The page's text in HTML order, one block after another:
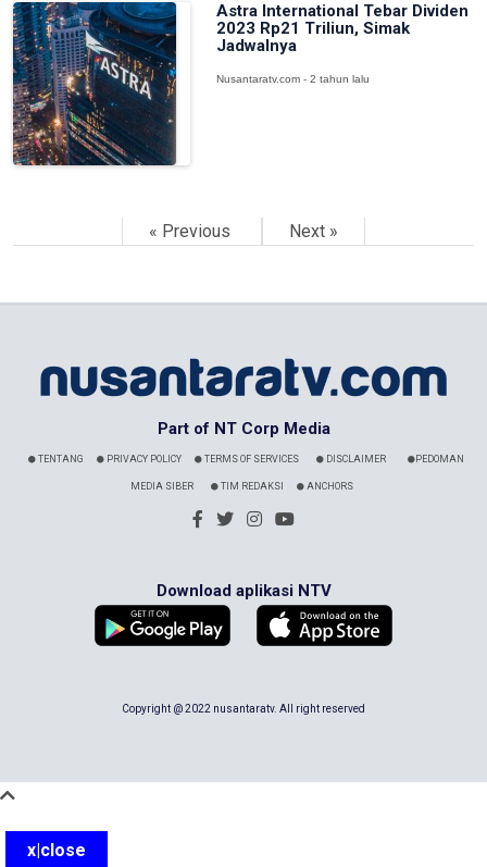
Astra International Tebar Dividen
2023 Rp21 Triliun, Simak
Jadwalnya
Nusantaratv.com - 2 tahun lalu
« Previous Next »
Part of NT Corp Media
TENTANG PRIVACY POLICY TERMS OF SERVICES DISCLAIMER PEDOMAN
MEDIA SIBER TIM REDAKSI ANCHORS
Download aplikasi NTV
Copyright @ 2022 nusantaratv. All right reserved
x|close